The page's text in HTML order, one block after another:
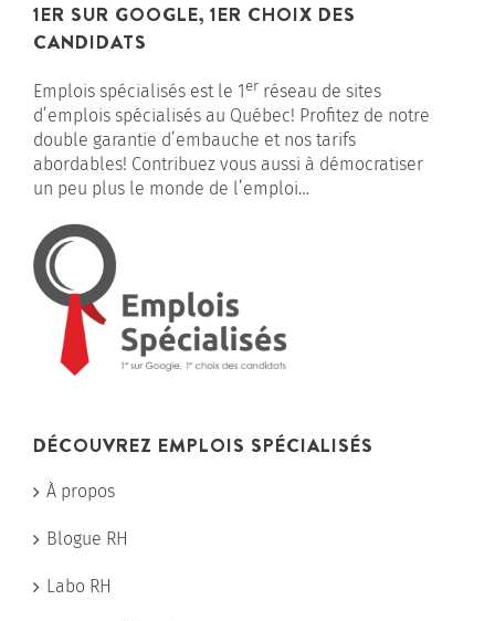
1ER SUR GOOGLE, 1ER CHOIX DES
CANDIDATS
Emplois spécialisés est le 1 er réseau de sites
d’emplois spécialisés au Québec! Profitez de notre
double garantie d’embauche et nos tarifs
abordables! Contribuez vous aussi à démocratiser
un peu plus le monde de l’emploi…
DÉCOUVREZ EMPLOIS SPÉCIALISÉS
À propos
Blogue RH
Labo RH